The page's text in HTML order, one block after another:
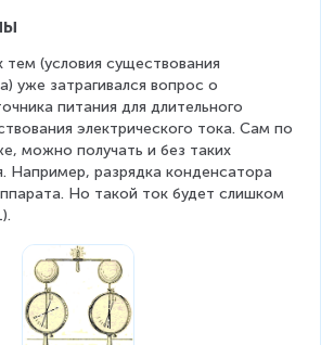
(условия существования
уже затрагивался вопрос о
питания для длительного
электрического тока. Сам по
можно получать и без таких
Например, разрядка конденсатора
Но такой ток будет слишком